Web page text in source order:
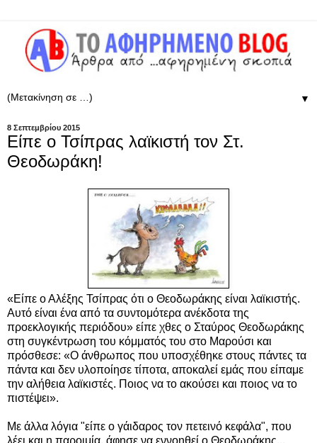
▼
8 Σεπτεμβρίου 2015
Είπε ο Τσίπρας λαϊκιστή τον Στ.
Θεοδωράκη!
«Είπε ο Αλέξης Τσίπρας ότι ο Θεοδωράκης είναι λαϊκιστής.
Αυτό είναι ένα από τα συντομότερα ανέκδοτα της
προεκλογικής περιόδου» είπε χθες ο Σταύρος Θεοδωράκης
στη συγκέντρωση του κόμματός του στο Μαρούσι και
πρόσθεσε: «Ο άνθρωπος που υποσχέθηκε στους πάντες τα
πάντα και δεν υλοποίησε τίποτα, αποκαλεί εμάς που είπαμε
την αλήθεια λαϊκιστές. Ποιος να το ακούσει και ποιος να το
πιστέψει».
Με άλλα λόγια "είπε ο γάιδαρος τον πετεινό κεφάλα", που
λέει και η παροιμία, άφησε να εννοηθεί ο Θεοδωράκης...